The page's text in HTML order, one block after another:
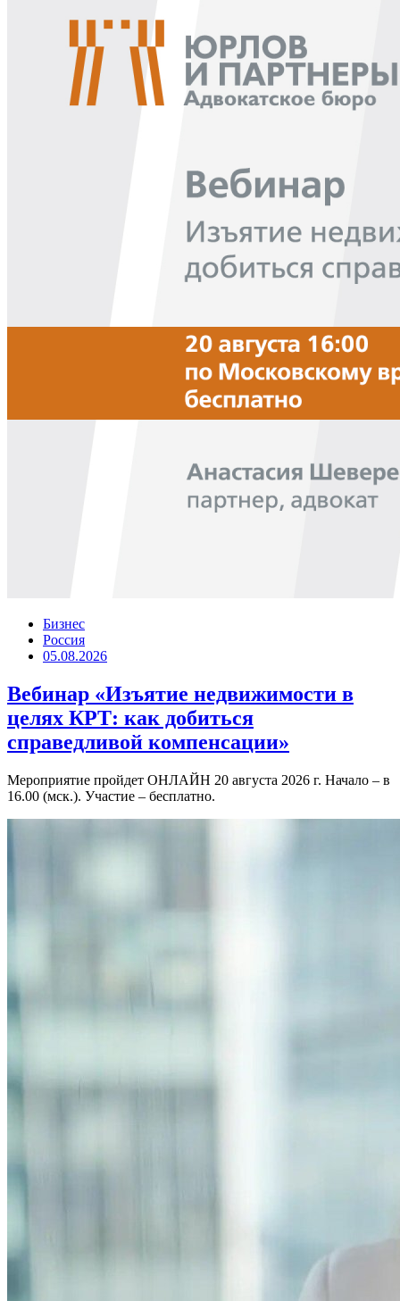
Бизнес
Россия
05.08.2026
Вебинар «Изъятие недвижимости в
целях КРТ: как добиться
справедливой компенсации»
Мероприятие пройдет ОНЛАЙН 20 августа 2026 г. Начало – в
16.00 (мск.). Участие – бесплатно.